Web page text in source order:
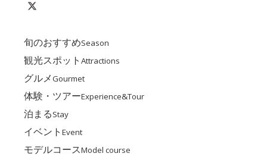
旬のおすすめSeason
観光スポット Attractions
グルメGourmet
体験・ツアーExperience&Tour
泊まるStay
イベント Event
モデルコースModel course